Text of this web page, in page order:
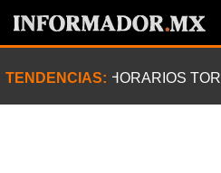
TENDENCIAS: HORARIOS